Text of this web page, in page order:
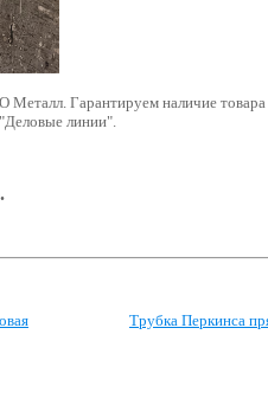
Гарантируем наличие товара
линии".
Трубка Перкинса